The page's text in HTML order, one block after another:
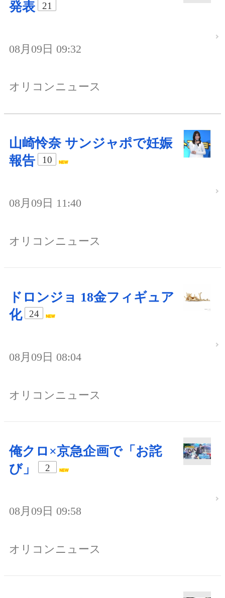
発表 21
08月09日 09:32
オリコンニュース
山崎怜奈 サンジャポで妊娠
報告
10
08月09日 11:40
オリコンニュース
ドロンジョ 18金フィギュア
化
24
08月09日 08:04
オリコンニュース
俺クロ×京急企画で「お詫
び」
2
08月09日 09:58
オリコンニュース